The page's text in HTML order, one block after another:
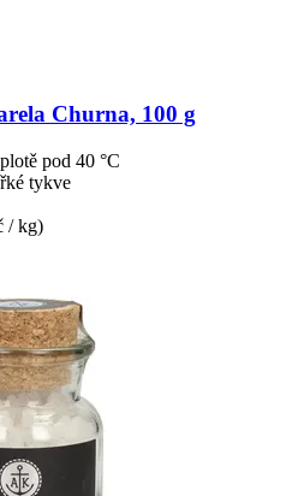
Churna, 100 g
pod 40 °C
tykve
/ kg)